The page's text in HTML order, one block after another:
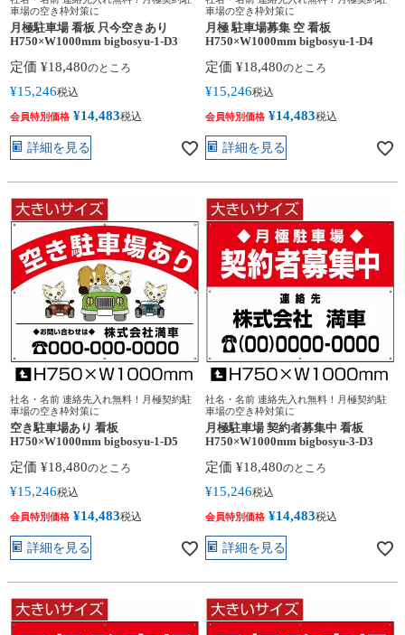
車場の空き枠対策に
月極駐車場 看板 只今空きあり
H750×W1000mm bigbosyu-1-D3
定価 ¥18,480のところ
¥15,246税込
会員特別価格 ¥14,483税込
詳細を見る
車場の空き枠対策に
月極 駐車場募集 空 看板
H750×W1000mm bigbosyu-1-D4
定価 ¥18,480のところ
¥15,246税込
会員特別価格 ¥14,483税込
詳細を見る
社名・名前 連絡先入れ無料！月極契約駐
車場の空き枠対策に
空き駐車場あり 看板
H750×W1000mm bigbosyu-1-D5
定価 ¥18,480のところ
¥15,246税込
会員特別価格 ¥14,483税込
詳細を見る
社名・名前 連絡先入れ無料！月極契約駐
車場の空き枠対策に
月極駐車場 契約者募集中 看板
H750×W1000mm bigbosyu-3-D3
定価 ¥18,480のところ
¥15,246税込
会員特別価格 ¥14,483税込
詳細を見る